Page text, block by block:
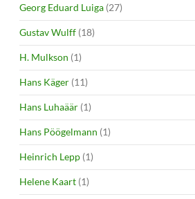
Georg Eduard Luiga (27)
Gustav Wulff (18)
H. Mulkson (1)
Hans Käger (11)
Hans Luhaäär (1)
Hans Pöögelmann (1)
Heinrich Lepp (1)
Helene Kaart (1)